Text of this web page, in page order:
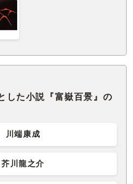
した小説『富嶽百景』の
川端康成
芥川龍之介